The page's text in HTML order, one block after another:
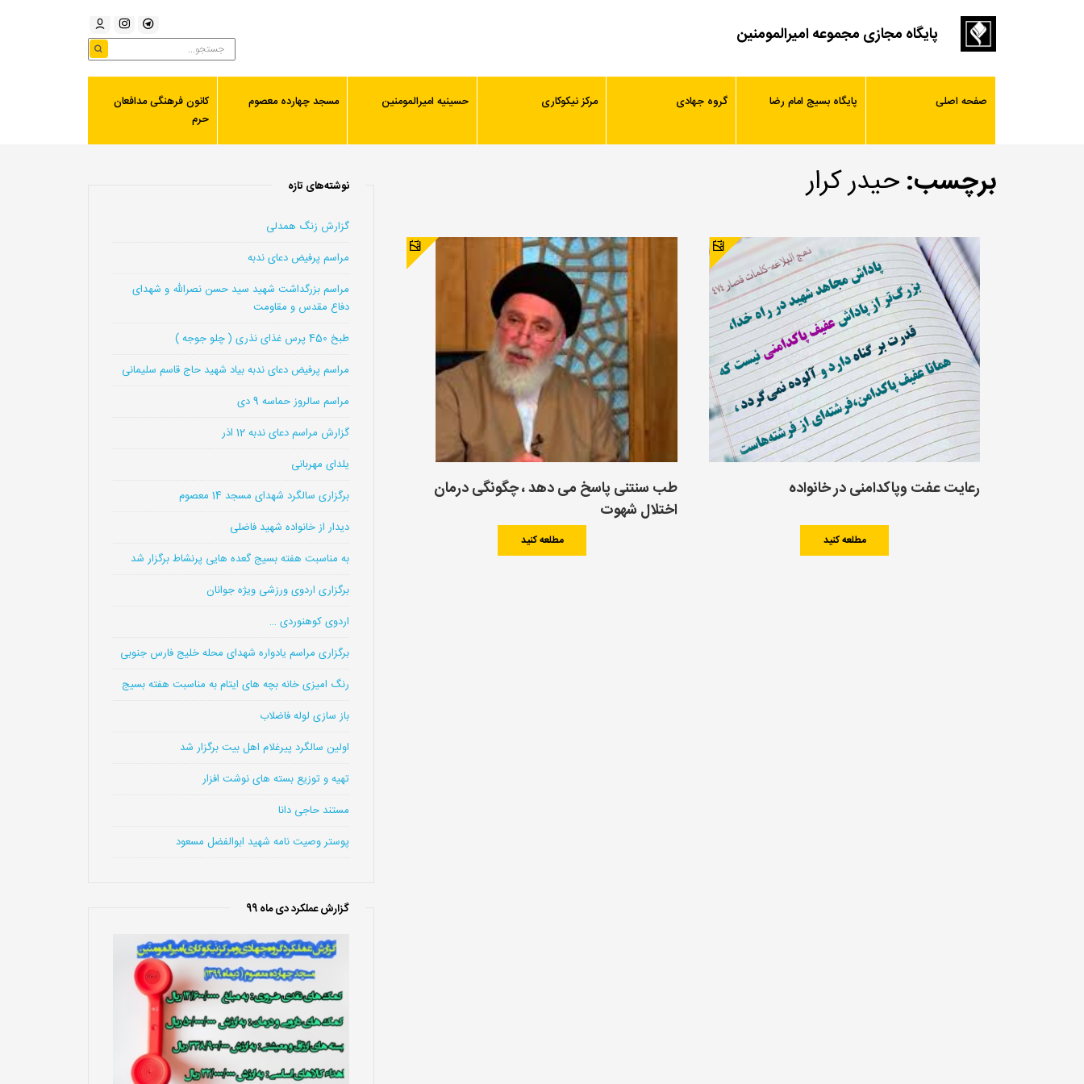
پایگاه مجازی مجموعه امیرالمومنین
صفحه اصلی پایگاه بسیج امام رضا گروه جهادی مرکز نیکوکاری حسینیه امیرالمومنین مسجد چهارده معصوم
کانون فرهنگی مدافعان
حرم
برچسب:حیدر کرار
رعایت عفت وپاکدامنی در خانواده
مطلعه کنید
طب سنتنی پاسخ می دهد ، چگونگی درمان
اختلال شهوت
مطلعه کنید
نوشته‌های تازه
گزارش زنگ همدلی
مراسم پرفیض دعای ندبه
مراسم بزرگداشت شهید سید حسن نصرالله و شهدای
دفاع مقدس و مقاومت
طبخ 450 پرس غذای نذری ( چلو جوجه )
مراسم پرفیض دعای ندبه بیاد شهید حاج قاسم سلیمانی
مراسم سالروز حماسه 9 دی
گزارش مراسم دعای ندبه 12 اذر
یلدای مهربانی
برگزاری سالگرد شهدای مسجد 14 معصوم
دیدار از خانواده شهید فاضلی
به مناسبت هفته بسیج گعده هایی پرنشاط برگزار شد
برگزاری اردوی ورزشی ویژه جوانان
اردوی کوهنوردی …
برگزاری مراسم یادواره شهدای محله خلیج فارس جنوبی
رنگ امیزی خانه بچه های ایتام به مناسبت هفته بسیج
باز سازی لوله فاضلاب
اولین سالگرد پیرغلام اهل بیت برگزار شد
تهیه و توزیع بسته های نوشت افزار
مستند حاجی دانا
پوستر وصیت نامه شهید ابوالفضل مسعود
گزارش عملکرد دی ماه 99